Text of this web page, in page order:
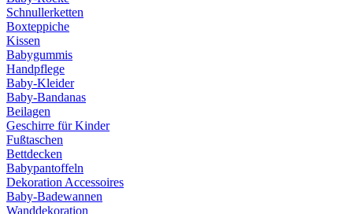
Schnullerketten
Boxteppiche
Kissen
Babygummis
Handpflege
Baby-Kleider
Baby-Bandanas
Beilagen
Geschirre für Kinder
Fußtaschen
Bettdecken
Babypantoffeln
Dekoration Accessoires
Baby-Badewannen
Wanddekoration